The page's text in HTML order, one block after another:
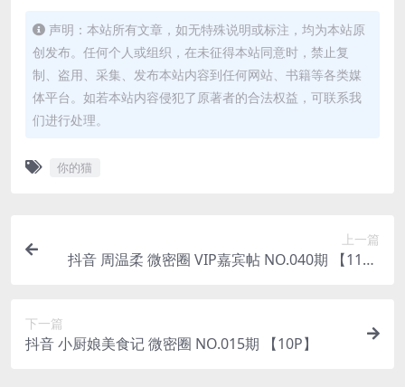
声明：本站所有文章，如无特殊说明或标注，均为本站原
创发布。任何个人或组织，在未征得本站同意时，禁止复
制、盗用、采集、发布本站内容到任何网站、书籍等各类媒
体平台。如若本站内容侵犯了原著者的合法权益，可联系我
们进行处理。
你的猫
上一篇
抖音 周温柔 微密圈 VIP嘉宾帖 NO.040期 【11P1
下一篇
抖音 小厨娘美食记 微密圈 NO.015期 【10P】